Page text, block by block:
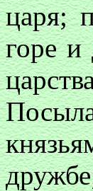
царя;
горе и